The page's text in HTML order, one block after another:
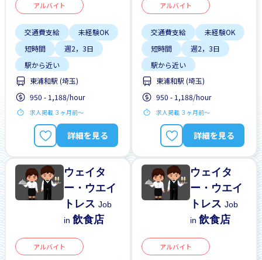
アルバイト
交通費支給
未経験OK
短時間
週2，3日
駅から近い
東浦和駅 (埼玉)
950 - 1,188/hour
求人掲載 ３ヶ月前〜
詳細を見る
アルバイト
交通費支給
未経験OK
短時間
週2，3日
駅から近い
東浦和駅 (埼玉)
950 - 1,188/hour
求人掲載 ３ヶ月前〜
詳細を見る
ウェイタ
ー・ウエイ
トレスJob
in飲食店
アルバイト
ウェイタ
ー・ウエイ
トレスJob
in飲食店
アルバイト